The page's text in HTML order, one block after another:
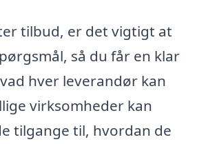
tilbud, er det vigtigt at
så du får en klar
hver leverandør kan
virksomheder kan
tilgange til, hvordan de